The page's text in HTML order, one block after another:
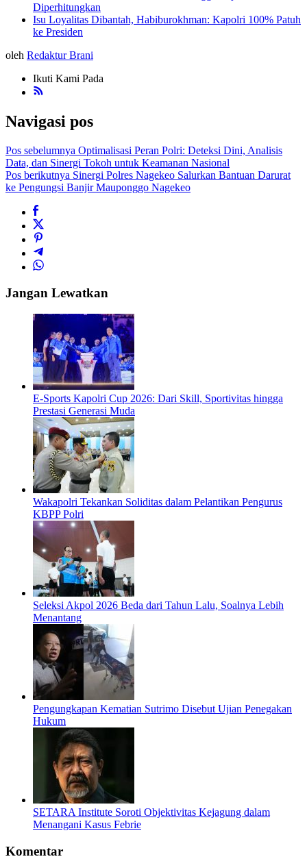
Diperhitungkan
Isu Loyalitas Dibantah, Habiburokhman: Kapolri 100% Patuh
ke Presiden
oleh Redaktur Brani
Ikuti Kami Pada
Navigasi pos
Pos sebelumnya Optimalisasi Peran Polri: Deteksi Dini, Analisis
Data, dan Sinergi Tokoh untuk Keamanan Nasional
Pos berikutnya Sinergi Polres Nagekeo Salurkan Bantuan Darurat
ke Pengungsi Banjir Mauponggo Nagekeo
Jangan Lewatkan
E-Sports Kapolri Cup 2026: Dari Skill, Sportivitas hingga
Prestasi Generasi Muda
Wakapolri Tekankan Soliditas dalam Pelantikan Pengurus
KBPP Polri
Seleksi Akpol 2026 Beda dari Tahun Lalu, Soalnya Lebih
Menantang
Pengungkapan Kematian Sutrimo Disebut Ujian Penegakan
Hukum
SETARA Institute Soroti Objektivitas Kejagung dalam
Menangani Kasus Febrie
Komentar